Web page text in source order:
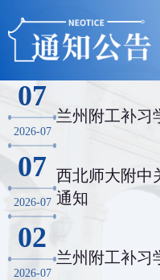
07
2026-07
兰州附工补习
07
2026-07
西北师大附中
通知
02
2026-07
兰州附工补习